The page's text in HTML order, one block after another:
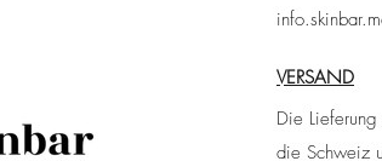
VERSAND
Die
die Schweiz